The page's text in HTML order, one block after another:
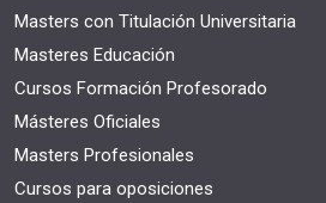
Masters con Titulación Universitaria
Masteres Educación
Cursos Formación Profesorado
Másteres Oficiales
Masters Profesionales
Cursos para oposiciones